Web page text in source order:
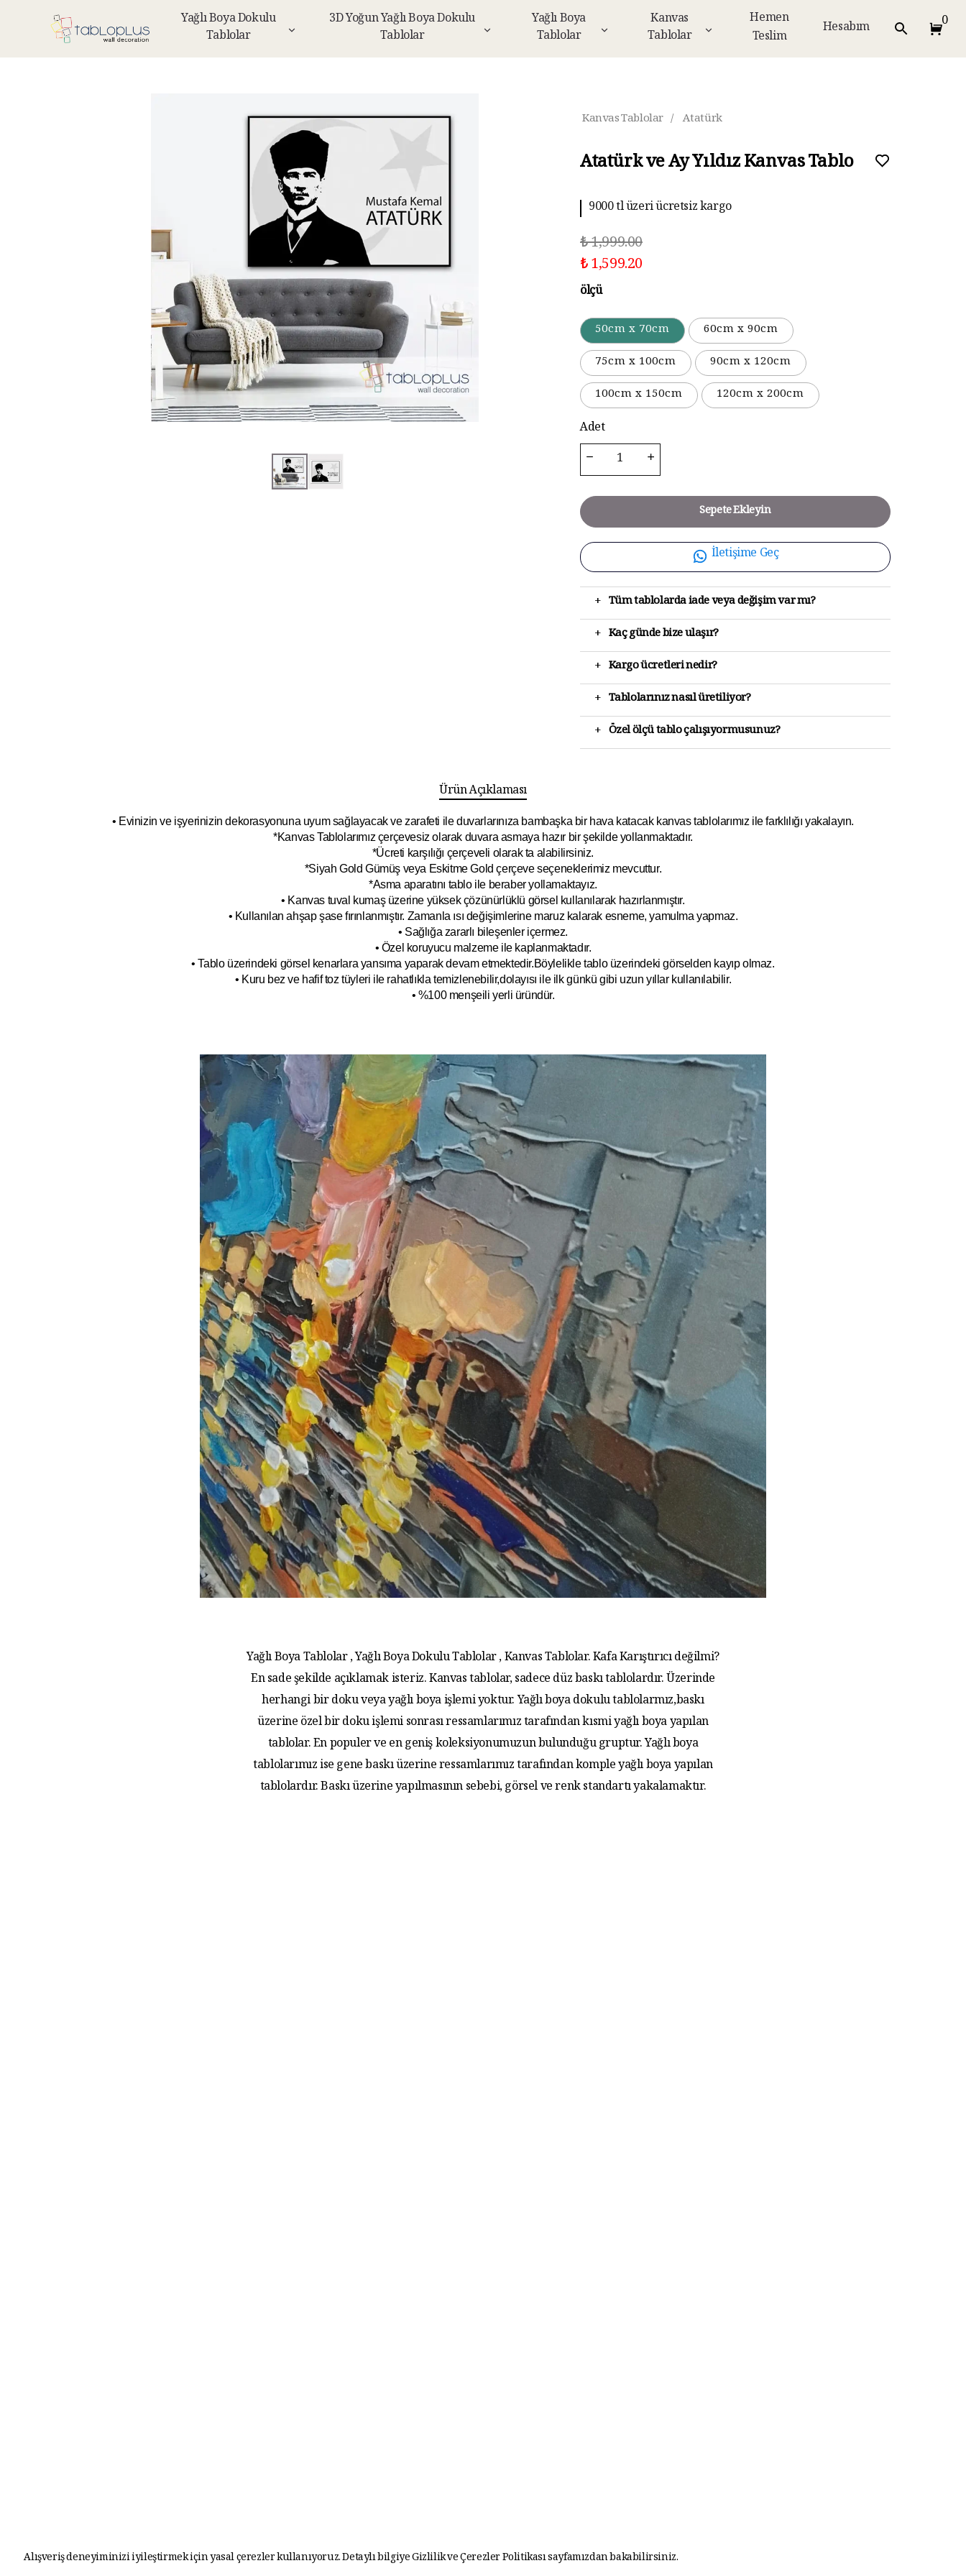
Yağlı Boya Dokulu
Tablolar
3D Yoğun Yağlı Boya Dokulu
Tablolar
Yağlı Boya
Tablolar
Kanvas
Tablolar
Hemen
Teslim
Hesabım 0
Alışveriş deneyiminizi iyileştirmek için yasal çerezler kullanıyoruz. Detaylı bilgiyeGizlilik ve Çerezler Politikasısayfamızdan bakabilirsiniz.
Kanvas Tablolar / Atatürk
Atatürk ve Ay Yıldız Kanvas Tablo
9000 tl üzeri ücretsiz kargo
₺ 1,999.00
₺ 1,599.20
ölçü
50cm x 70cm
60cm x 90cm
75cm x 100cm
90cm x 120cm
100cm x 150cm
120cm x 200cm
Adet
Sepete Ekleyin
İletişime Geç
+ Tüm tablolarda iade veya değişim var mı?
+ Kaç günde bize ulaşır?
+ Kargo ücretleri nedir?
+ Tablolarınız nasıl üretiliyor?
+ Özel ölçü tablo çalışıyormusunuz?
Ürün Açıklaması
• Evinizin ve işyerinizin dekorasyonuna uyum sağlayacak ve zarafeti ile duvarlarınıza bambaşka bir hava katacak kanvas tablolarımız ile farklılığı yakalayın.
*Kanvas Tablolarımız çerçevesiz olarak duvara asmaya hazır bir şekilde yollanmaktadır.
*Ücreti karşılığı çerçeveli olarak ta alabilirsiniz.
*Siyah Gold Gümüş veya Eskitme Gold çerçeve seçeneklerimiz mevcuttur.
*Asma aparatını tablo ile beraber yollamaktayız.
• Kanvas tuval kumaş üzerine yüksek çözünürlüklü görsel kullanılarak hazırlanmıştır.
• Kullanılan ahşap şase fırınlanmıştır. Zamanla ısı değişimlerine maruz kalarak esneme, yamulma yapmaz.
• Sağlığa zararlı bileşenler içermez.
• Özel koruyucu malzeme ile kaplanmaktadır.
• Tablo üzerindeki görsel kenarlara yansıma yaparak devam etmektedir.Böylelikle tablo üzerindeki görselden kayıp olmaz.
• Kuru bez ve hafif toz tüyleri ile rahatlıkla temizlenebilir,dolayısı ile ilkgünkü gibi uzun yıllar kullanılabilir.
• %100 menşeili yerli üründür.
Yağlı Boya Tablolar , Yağlı Boya Dokulu Tablolar , Kanvas Tablolar. Kafa Karıştırıcı değilmi?
En sade şekilde açıklamak isteriz. Kanvas tablolar, sadece düz baskı tablolardır. Üzerinde
herhangi bir doku veya yağlı boya işlemi yoktur. Yağlı boya dokulu tablolarmız,baskı
üzerine özel bir doku işlemi sonrası ressamlarımız tarafından kısmi yağlı boya yapılan
tablolar. En populer ve en geniş koleksiyonumuzun bulunduğu gruptur. Yağlı boya
tablolarımız ise gene baskı üzerine ressamlarımız tarafından komple yağlı boya yapılan
tablolardır. Baskı üzerine yapılmasının sebebi, görsel ve renk standartı yakalamaktır.